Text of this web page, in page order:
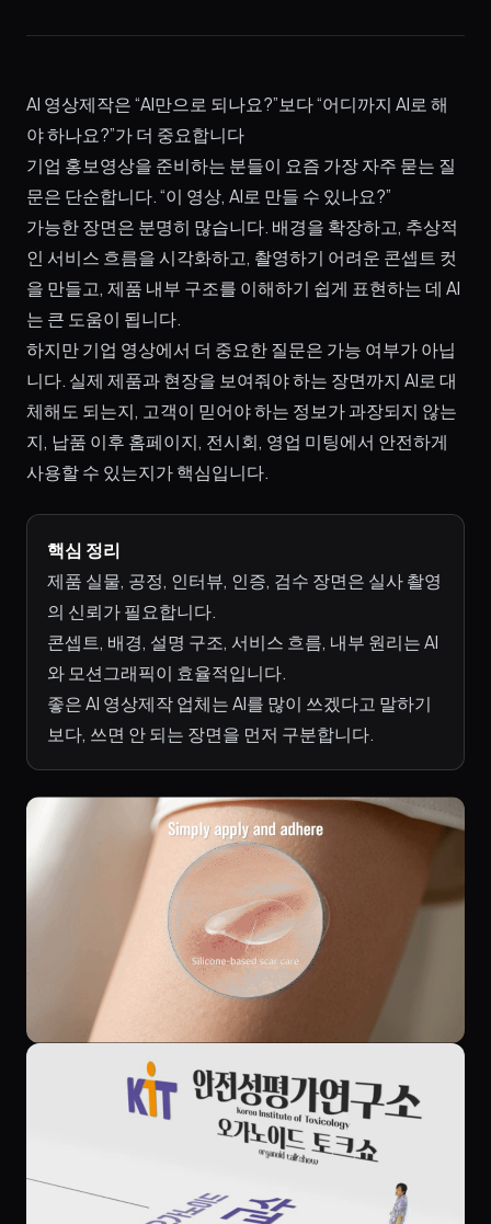
AI 영상제작은 “AI만으로 되나요?”보다 “어디까지 AI로 해
야 하나요?”가 더 중요합니다
기업 홍보영상을 준비하는 분들이 요즘 가장 자주 묻는 질
문은 단순합니다. “이 영상, AI로 만들 수 있나요?”
가능한 장면은 분명히 많습니다. 배경을 확장하고, 추상적
인 서비스 흐름을 시각화하고, 촬영하기 어려운 콘셉트 컷
을 만들고, 제품 내부 구조를 이해하기 쉽게 표현하는 데 AI
는 큰 도움이 됩니다.
하지만 기업 영상에서 더 중요한 질문은 가능 여부가 아닙
니다. 실제 제품과 현장을 보여줘야 하는 장면까지 AI로 대
체해도 되는지, 고객이 믿어야 하는 정보가 과장되지 않는
지, 납품 이후 홈페이지, 전시회, 영업 미팅에서 안전하게
사용할 수 있는지가 핵심입니다.
핵심 정리
제품 실물, 공정, 인터뷰, 인증, 검수 장면은 실사 촬영
의 신뢰가 필요합니다.
콘셉트, 배경, 설명 구조, 서비스 흐름, 내부 원리는 AI
와 모션그래픽이 효율적입니다.
좋은 AI 영상제작 업체는 AI를 많이 쓰겠다고 말하기
보다, 쓰면 안 되는 장면을 먼저 구분합니다.